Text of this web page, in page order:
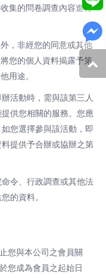
集的問卷調查內容進行
，非經您的同意或其他
您的個人資料揭露予第
用途。
活動時，需與該第三人
供您相關的服務。您應
您選擇參與該活動，即
提供予合辦或協辦之第
令、行政調查或其他法
的資料。
您與本公司之會員關
您成為會員之起始日